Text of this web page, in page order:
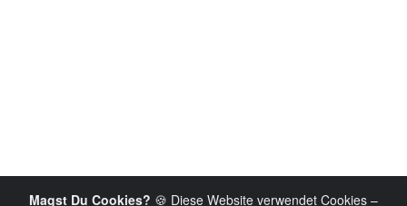
Magst Du Cookies? 🍪 Diese Website verwendet Cookies –